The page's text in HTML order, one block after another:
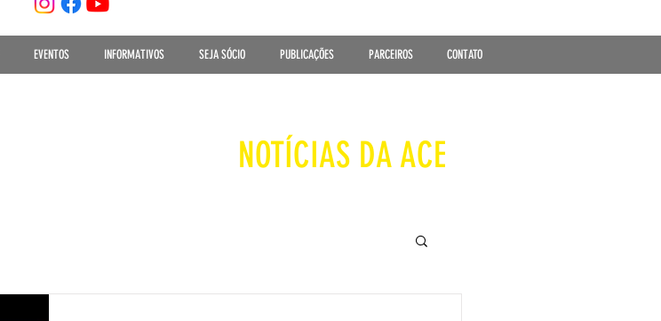
EVENTOS INFORMATIVOS SEJA SÓCIO PUBLICAÇÕES PARCEIROS CONTATO
NOTÍCIAS DA ACE